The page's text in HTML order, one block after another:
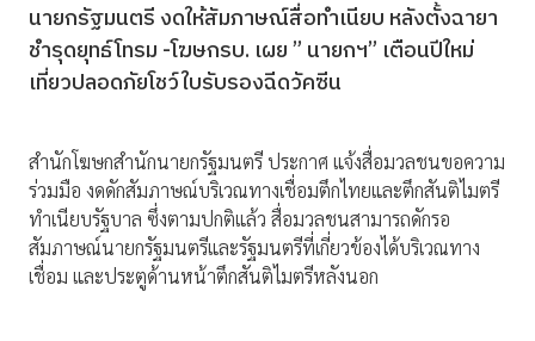
นายกรัฐมนตรี งดให้สัมภาษณ์สื่อทำเนียบ หลังตั้งฉายา
ชำรุดยุทธ์โทรม -โฆษกรบ. เผย ” นายกฯ” เตือนปีใหม่
เที่ยวปลอดภัยโชว์ใบรับรองฉีดวัคซีน
สำนักโฆษกสํานักนายกรัฐมนตรี ประกาศ แจ้งสื่อมวลชนขอความ
ร่วมมือ งดดักสัมภาษณ์บริเวณทางเชื่อมตึกไทยและตึกสันติไมตรี
ทำเนียบรัฐบาล ซึ่งตามปกติแล้ว สื่อมวลชนสามารถดักรอ
สัมภาษณ์นายกรัฐมนตรีและรัฐมนตรีที่เกี่ยวข้องได้บริเวณทาง
เชื่อม และประตูด้านหน้าตึกสันติไมตรีหลังนอก